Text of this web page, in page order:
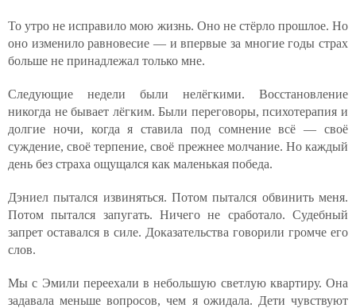
То утро не исправило мою жизнь. Оно не стёрло прошлое. Но
оно изменило равновесие — и впервые за многие годы страх
больше не принадлежал только мне.
Следующие недели были нелёгкими. Восстановление
никогда не бывает лёгким. Были переговоры, психотерапия и
долгие ночи, когда я ставила под сомнение всё — своё
суждение, своё терпение, своё прежнее молчание. Но каждый
день без страха ощущался как маленькая победа.
Дэниел пытался извиняться. Потом пытался обвинить меня.
Потом пытался запугать. Ничего не сработало. Судебный
запрет оставался в силе. Доказательства говорили громче его
слов.
Мы с Эмили переехали в небольшую светлую квартиру. Она
задавала меньше вопросов, чем я ожидала. Дети чувствуют